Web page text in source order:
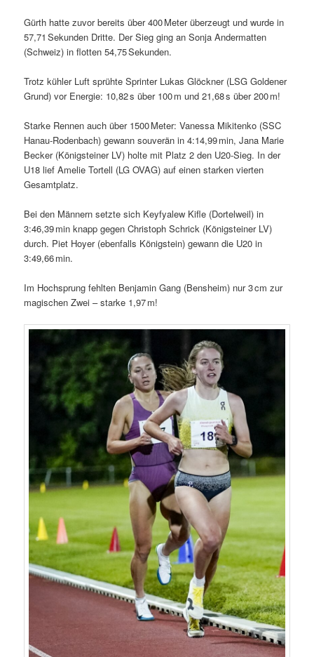
Gürth hatte zuvor bereits über 400 Meter überzeugt und wurde in
57,71 Sekunden Dritte. Der Sieg ging an Sonja Andermatten
(Schweiz) in flotten 54,75 Sekunden.
Trotz kühler Luft sprühte Sprinter Lukas Glöckner (LSG Goldener
Grund) vor Energie: 10,82 s über 100 m und 21,68 s über 200 m!
Starke Rennen auch über 1500 Meter: Vanessa Mikitenko (SSC
Hanau-Rodenbach) gewann souverän in 4:14,99 min, Jana Marie
Becker (Königsteiner LV) holte mit Platz 2 den U20-Sieg. In der
U18 lief Amelie Tortell (LG OVAG) auf einen starken vierten
Gesamtplatz.
Bei den Männern setzte sich Keyfyalew Kifle (Dortelweil) in
3:46,39 min knapp gegen Christoph Schrick (Königsteiner LV)
durch. Piet Hoyer (ebenfalls Königstein) gewann die U20 in
3:49,66 min.
Im Hochsprung fehlten Benjamin Gang (Bensheim) nur 3 cm zur
magischen Zwei – starke 1,97 m!